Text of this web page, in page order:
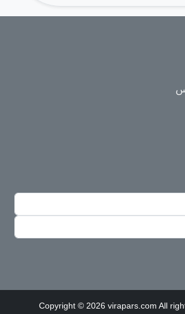
Copyright © 2026 virapars.com All